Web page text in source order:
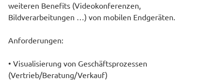
weiteren Benefits (Videokonferenzen,
Bildverarbeitungen …) von mobilen Endgeräten.
Anforderungen:
• Visualisierung von Geschäftsprozessen
(Vertrieb/Beratung/Verkauf)